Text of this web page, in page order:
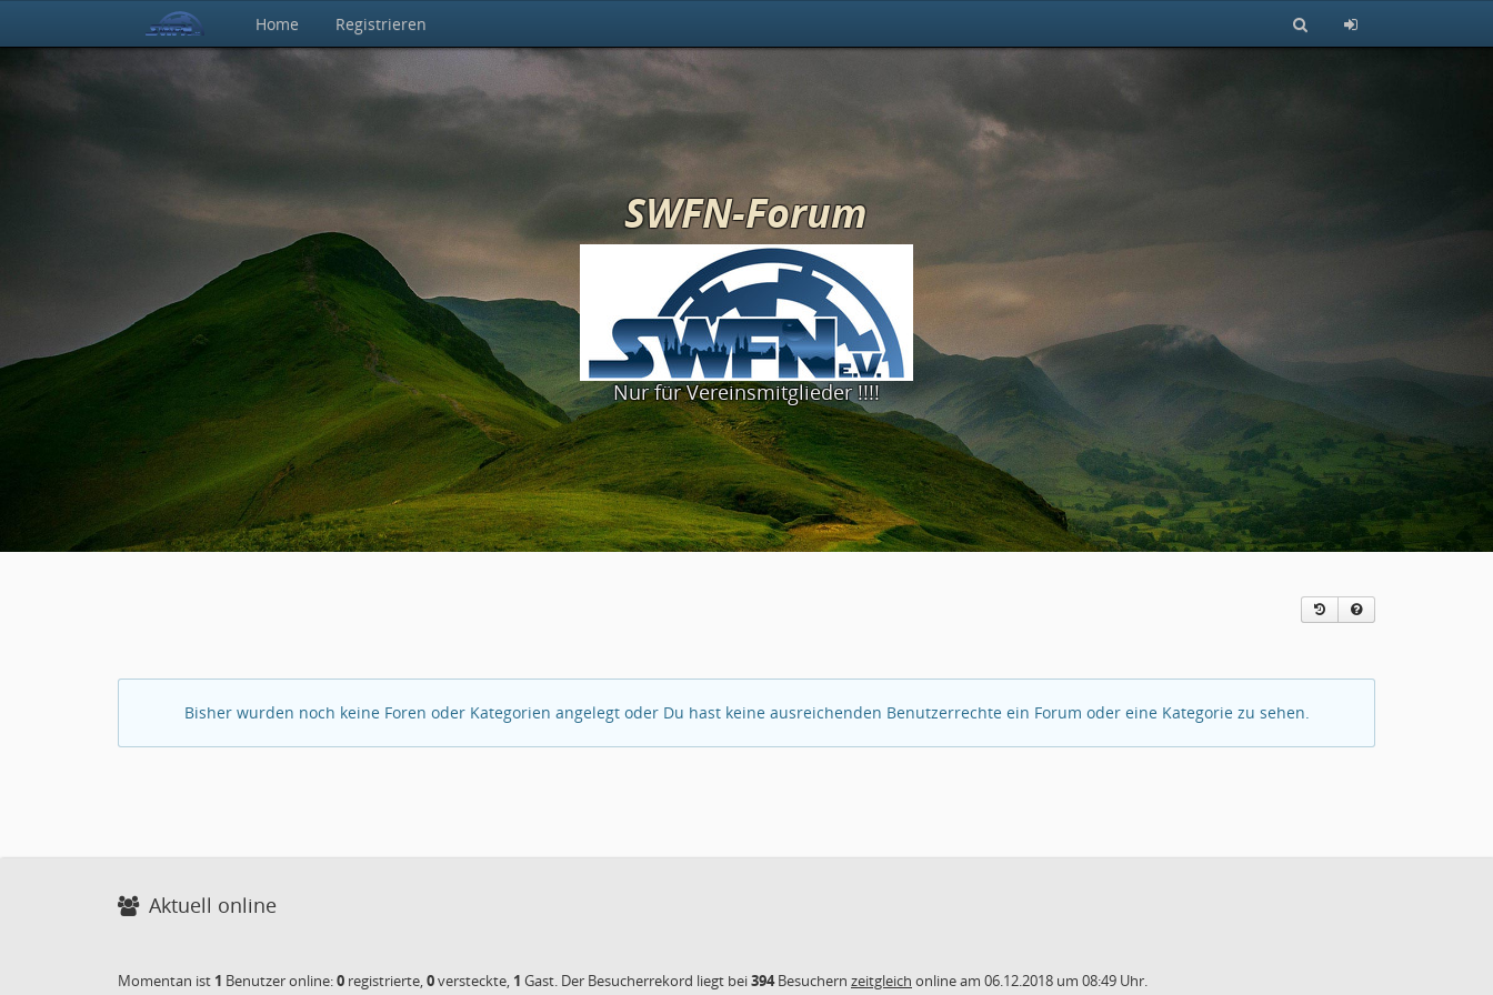
Home Registrieren
SWFN-Forum
Nur für Vereinsmitglieder !!!!
Bisher wurden noch keine Foren oder Kategorien angelegt oder Du hast keine ausreichenden Benutzerrechte ein Forum oder eine Kategorie zu sehen.
Aktuell online
Momentan ist 1 Benutzer online:0 registrierte,0versteckte, 1 Gast. Der Besucherrekord liegt bei394Besuchern zeitgleich online am 06.12.2018 um 08:49 Uhr.